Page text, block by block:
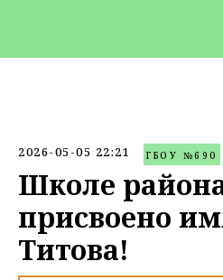
Школе
присвоено
Титова!
2026-05-05 22:21 ГБОУ №690